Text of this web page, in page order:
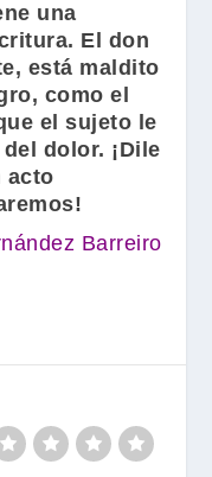
una
El don
está maldito
como el
el sujeto le
dolor. ¡Dile
acto
Barreiro